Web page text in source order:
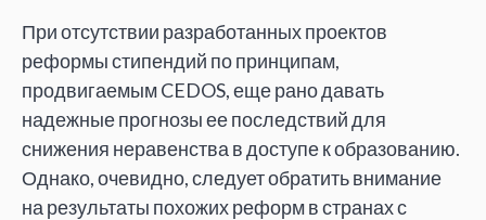
При отсутствии разработанных проектов
реформы стипендий по принципам,
продвигаемым CEDOS, еще рано давать
надежные прогнозы ее последствий для
снижения неравенства в доступе к образованию.
Однако, очевидно, следует обратить внимание
на результаты похожих реформ в странах с